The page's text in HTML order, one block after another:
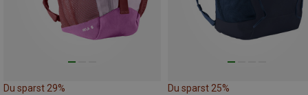
Du sparst 29% Du sparst 25%